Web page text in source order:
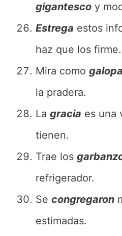
gigantesco y
Estrega estos
haz que los firme.
Mira como
la pradera.
La gracia es una
tienen.
Trae los
refrigerador.
Se congregaron
estimadas.